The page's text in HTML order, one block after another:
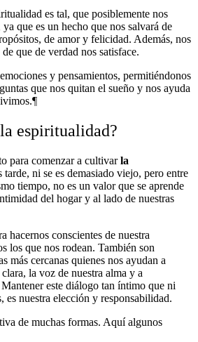
es tal, que posiblemente nos
que es un hecho que nos salvará de
de amor y felicidad. Además, nos
que de verdad nos satisface.
y pensamientos, permitiéndonos
que nos quitan el sueño y nos ayuda
espiritualidad?
para comenzar a cultivarla
tarde, ni se es demasiado viejo, pero entre
tiempo, no es un valor que se aprende
del hogar y al lado de nuestras
hacernos conscientes de nuestra
los que nos rodean. También son
más cercanas quienes nos ayudan a
la voz de nuestra alma y a
este diálogo tan íntimo que ni
es nuestra elección y responsabilidad.
de muchas formas. Aquí algunos